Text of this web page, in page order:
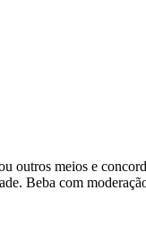
outros meios e
Beba com